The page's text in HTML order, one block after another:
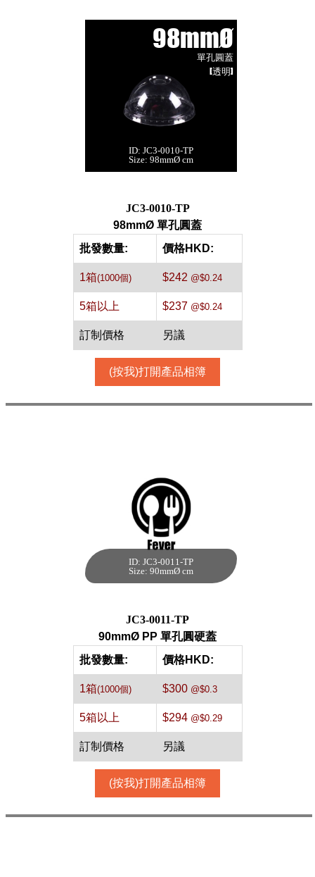
98mmØ
單孔圓蓋
[透明]
ID: JC3-0010-TP
Size: 98mmØ cm
98mmØ 單孔圓蓋
[透明,1000件]
JC3-0010-TP
98mmØ 單孔圓蓋
批發數量:
價格HKD:
1箱(1000個) $242 @$0.24
5箱以上 $237 @$0.24
訂制價格 另議
(按我)打開產品相簿
ID: JC3-0011-TP
Size: 90mmØ cm
90mmØ PP 單孔圓
硬蓋[透明,1000個]
JC3-0011-TP
90mmØ PP 單孔圓硬蓋
批發數量:
價格HKD:
1箱(1000個) $300@$0.3
5箱以上 $294@$0.29
訂制價格 另議
(按我)打開產品相簿